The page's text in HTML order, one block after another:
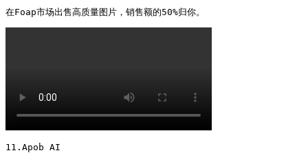
在Foap市场出售高质量图片，销售额的50%归你。
11.Apob AI